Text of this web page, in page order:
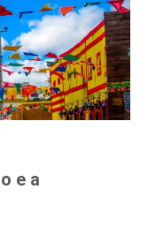
e a